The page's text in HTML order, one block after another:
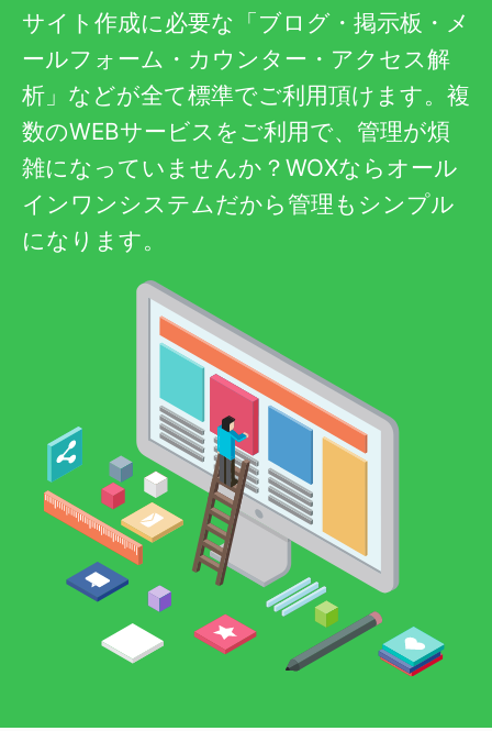
サイト作成に必要な「ブログ・掲示板・メ
ールフォーム・カウンター・アクセス解
析」などが全て標準でご利用頂けます。複
数のWEBサービスをご利用で、管理が煩
雑になっていませんか？WOXならオール
インワンシステムだから管理もシンプル
になります。